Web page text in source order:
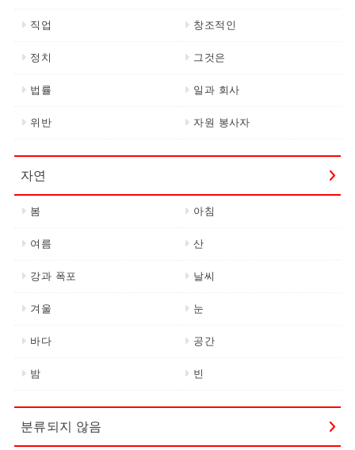
직업 창조적인
정치 그것은
법률 일과 회사
위반 자원 봉사자
자연
봄 아침
여름 산
강과 폭포 날씨
겨울 눈
바다 공간
밤 빈
분류되지 않음